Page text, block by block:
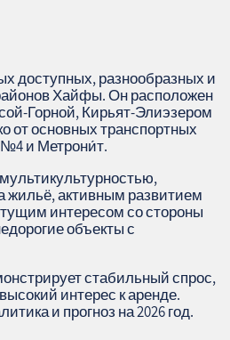
доступных, разнообразных и
Хайфы. Он расположен
Кирьят‑Элиэзером
от основных транспортных
и Метрони́т.
активным развитием
интересом со стороны
объекты с
стабильный спрос,
интерес к аренде.
и прогноз на 2026 год.